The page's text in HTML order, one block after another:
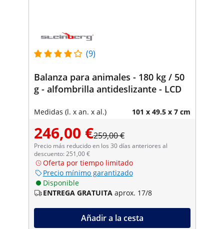
(9)
Balanza para animales - 180 kg / 50
g - alfombrilla antideslizante - LCD
Medidas (l. x an. x al.) 101 x 49.5 x 7 cm
246,00 €259,00 €
Precio más reducido en los 30 días anteriores al
descuento: 251,00 €
Oferta por tiempo limitado
Precio mínimo garantizado
Disponible
ENTREGA GRATUITA aprox. 17/8
Añadir a la cesta